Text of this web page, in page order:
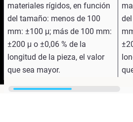
materiales rígidos, en función
del tamaño: menos de 100
mm: ±100 μ; más de 100 mm:
±200 μ o ±0,06 % de la
longitud de la pieza, el valor
que sea mayor.